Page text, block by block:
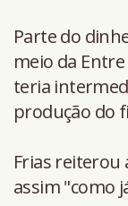
Parte do
meio da
teria
produção do
Frias reiterou
assim "como